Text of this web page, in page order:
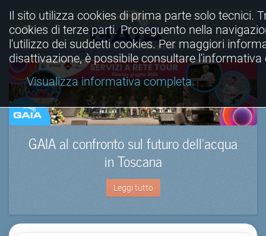
GAIA al confronto sul futuro dell’acqua
in Toscana
Leggi tutto
Il sito utilizza cookies di prima parte solo tecnici.
cookies di terze parti. Proseguento nella
l'utilizzo dei suddetti cookies. Per maggiori
disattivazione, è possibile consultare
Visualizza informativa completa.